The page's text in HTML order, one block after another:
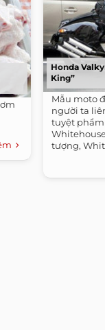
Honda
King”
Mẫu moto
người ta
tuyệt
tượng,